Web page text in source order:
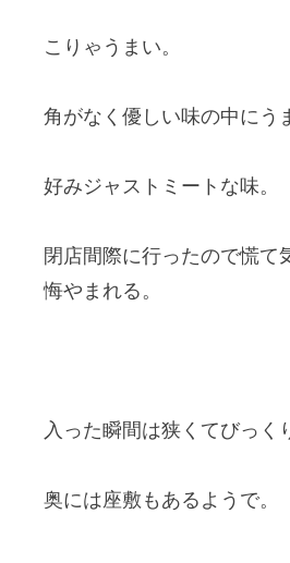
こりゃうまい。
角がなく優しい味の中にう
好みジャストミートな味。
閉店間際に行ったので慌て
悔やまれる。
入った瞬間は狭くてびっく
奥には座敷もあるようで。